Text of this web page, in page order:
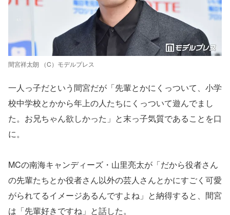
間宮祥太朗 （C）モデルプレス
一人っ子だという間宮だが「先輩とかにくっついて、小学
校中学校とかから年上の人たちにくっついて遊んでまし
た。お兄ちゃん欲しかった」と末っ子気質であることを口
に。
MCの南海キャンディーズ・山里亮太が「だから役者さん
の先輩たちとか役者さん以外の芸人さんとかにすごく可愛
がられてるイメージあるんですよね」と納得すると、間宮
は「先輩好きですね」と話した。